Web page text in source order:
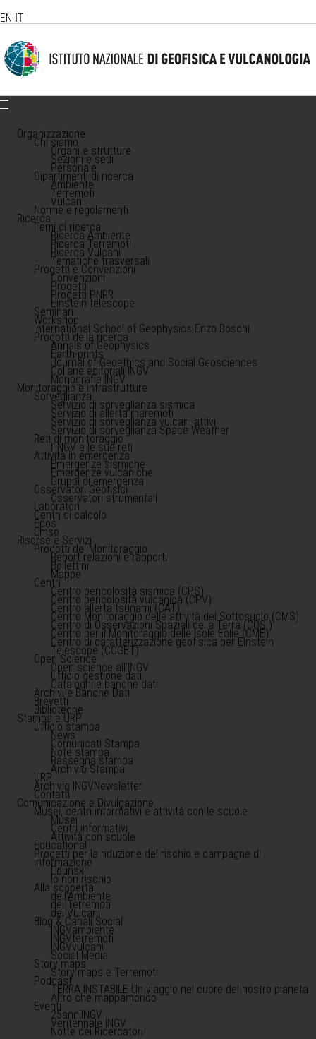
EN IT
Organizzazione
Chi siamo
Organi e strutture
Sezioni e sedi
Personale
Dipartimenti di ricerca
Ambiente
Terremoti
Vulcani
Norme e regolamenti
Ricerca
Temi di ricerca
Ricerca Ambiente
Ricerca Terremoti
Ricerca Vulcani
Tematiche trasversali
Progetti e Convenzioni
Convenzioni
Progetti
Progetti PNRR
Einstein telescope
Seminari
Workshop
International School of Geophysics Enzo Boschi
Prodotti della ricerca
Annals of Geophysics
Earth-prints
Journal of Geoethics and Social Geosciences
Collane editoriali INGV
Monografie INGV
Monitoraggio e infrastrutture
Sorveglianza
Servizio di sorveglianza sismica
Servizio di allerta maremoti
Servizio di sorveglianza vulcani attivi
Servizio di sorveglianza Space Weather
Reti di monitoraggio
l'INGV e le sue reti
Attività in emergenza
Emergenze sismiche
Emergenze vulcaniche
Gruppi di emergenza
Osservatori Geofisici
Osservatori strumentali
Laboratori
Centri di calcolo
Epos
Emso
Risorse e Servizi
Prodotti del Monitoraggio
Report relazioni e rapporti
Bollettini
Mappe
Centri
Centro pericolosità sismica (CPS)
Centro pericolosità vulcanica (CPV)
Centro allerta tsunami (CAT)
Centro Monitoraggio delle attività del Sottosuolo (CMS)
Centro di Osservazioni Spaziali della Terra (COS )
Centro per il Monitoraggio delle Isole Eolie (CME)
Centro di caratterizzazione geofisica per Einstein
Telescope (CCGET)
Open Science
Open science all'INGV
Ufficio gestione dati
Cataloghi e banche dati
Archivi e Banche Dati
Brevetti
Biblioteche
Stampa e URP
Ufficio stampa
News
Comunicati Stampa
Note stampa
Rassegna stampa
Archivio Stampa
URP
Archivio INGVNewsletter
Contatti
Comunicazione e Divulgazione
Musei, centri informativi e attività con le scuole
Musei
Centri informativi
Attività con scuole
Educational
Progetti per la riduzione del rischio e campagne di
informazione
Edurisk
Io non rischio
Alla scoperta
dell'Ambiente
dei Terremoti
dei Vulcani
Blog & Canali Social
INGVambiente
INGVterremoti
INGVvulcani
Social Media
Story maps
Story maps e Terremoti
Podcast
TERRA INSTABILE Un viaggio nel cuore del nostro pianeta
Altro che mappamondo
Eventi
25anniINGV
Ventennale INGV
Notte dei Ricercatori